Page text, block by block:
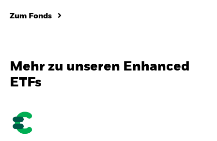
Zum Fonds
Mehr zu unseren Enhanced
ETFs